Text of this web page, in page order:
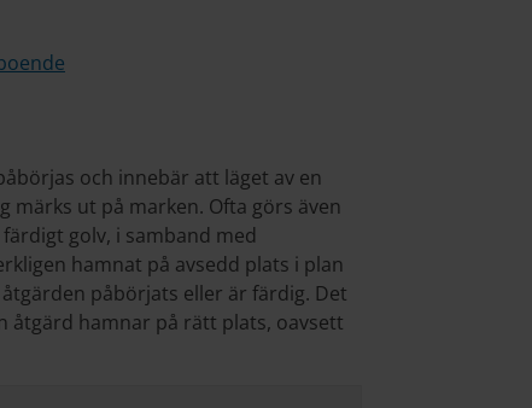
och innebär att läget av en
märks ut på marken. Ofta görs även
golv, i samband med
hamnat på avsedd plats i plan
påbörjats eller är färdig. Det
åtgärd hamnar på rätt plats, oavsett